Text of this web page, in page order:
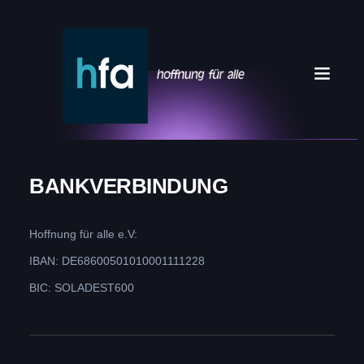
BANKVERBINDUNG
Hoffnung für alle e.V:
IBAN: DE68600501010001111228
BIC: SOLADEST600